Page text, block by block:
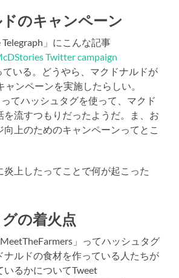
のキャンペーン
」にこんな記事
Twitter campaign
ている。どうやら、マクドナルドが
ンペーンを実施したらしい。
ってハッシュタグを使って、マクド
を流すつもりだったようだ。ま、お
向上のためのキャンペーンってとこ
炎上したってことで何が起こった
の着火点
」ってハッシュタグ
ナルドの食材を作っている人たちが
いるかについてTweet